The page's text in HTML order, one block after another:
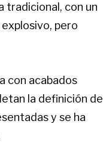
tradicional, con un
pero
con acabados
la definición de
y se ha